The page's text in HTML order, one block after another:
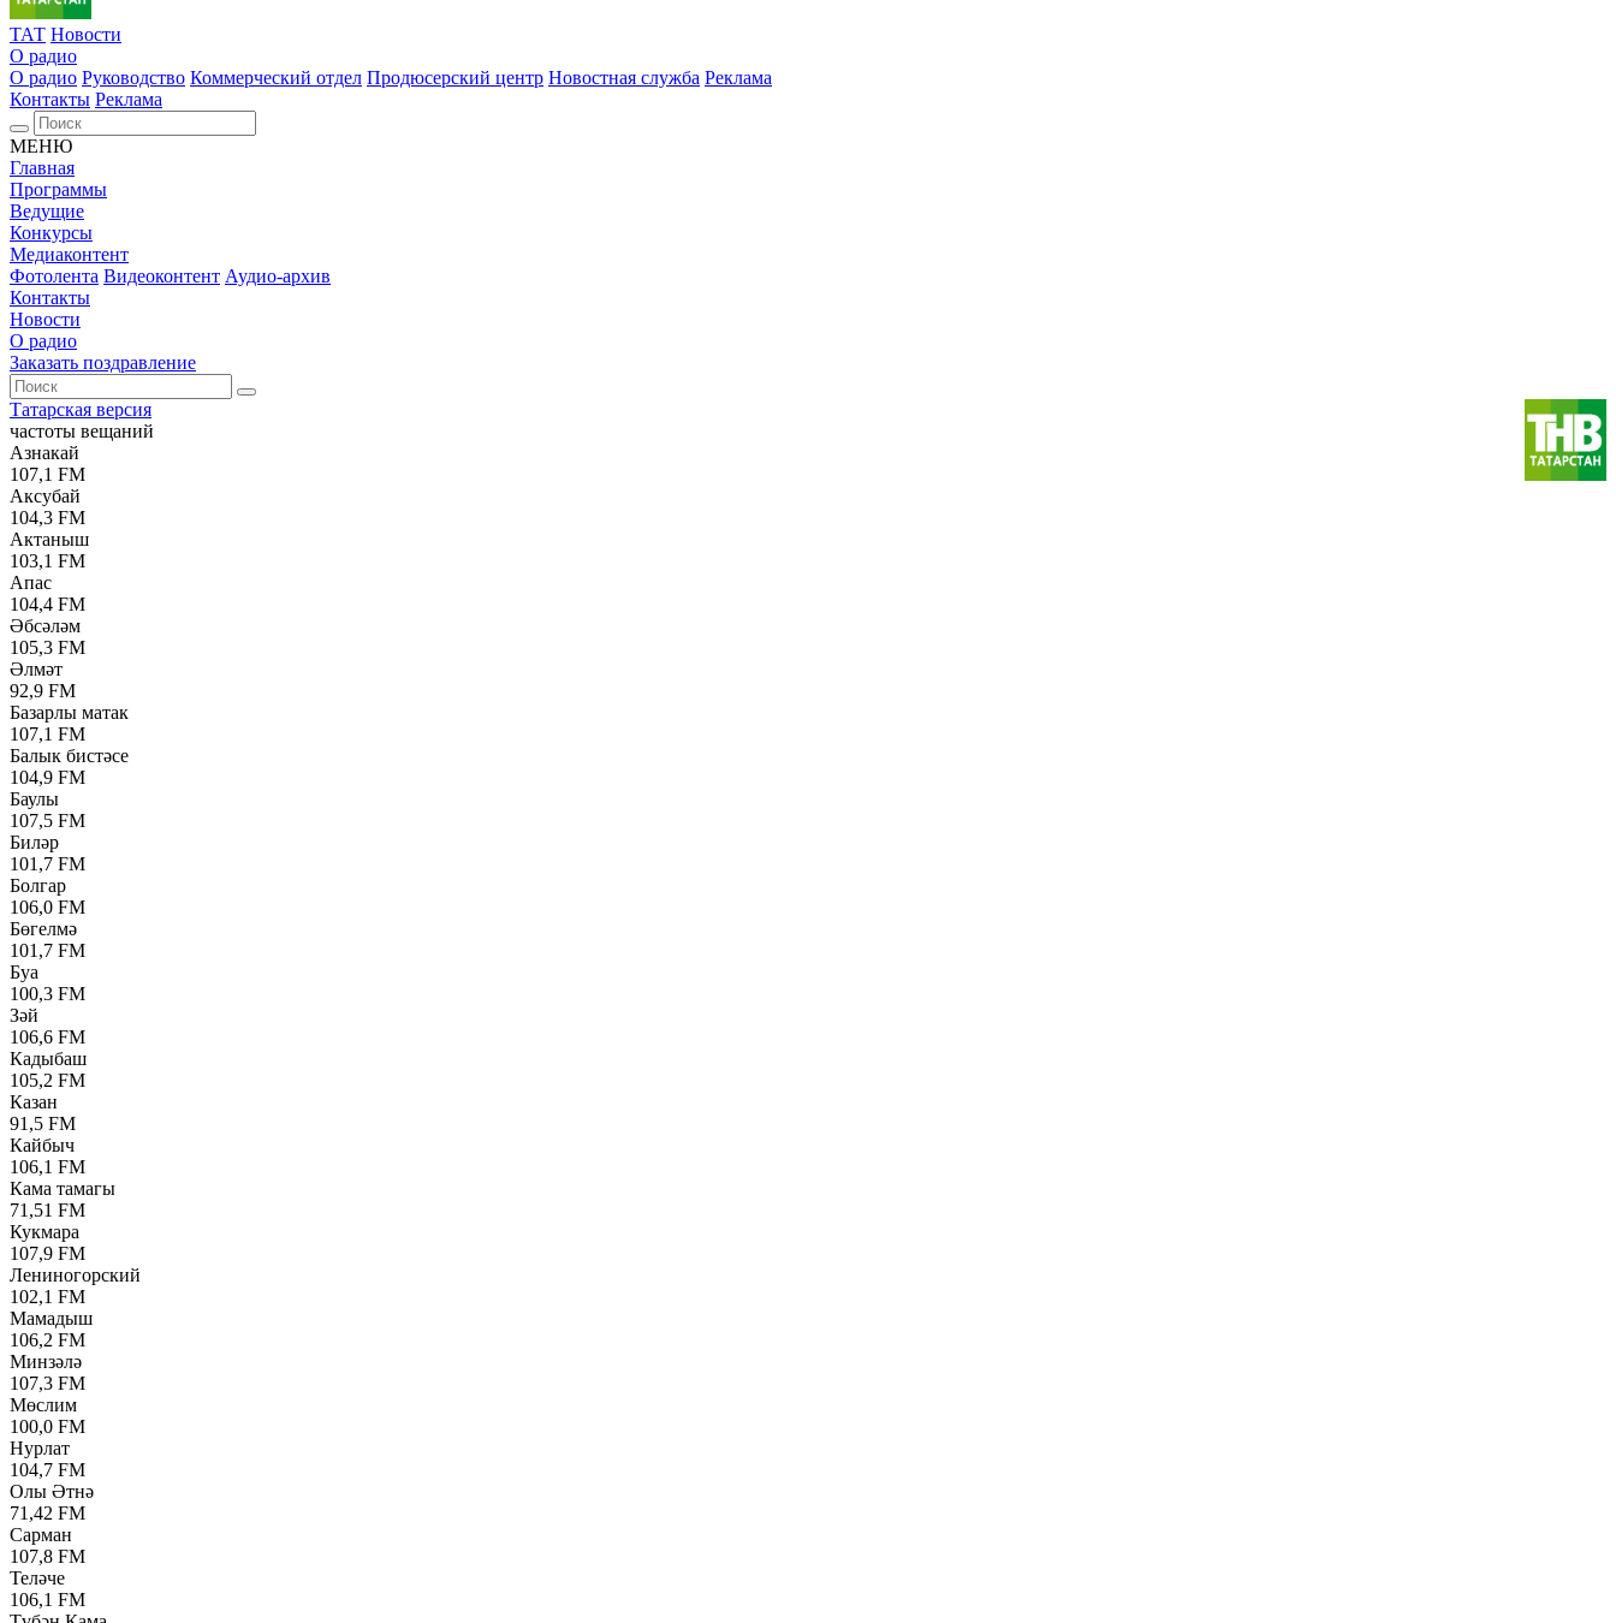
ТАТ Новости
О радио
О радио Руководство Коммерческий отдел Продюсерский центр Новостная служба Реклама
Контакты Реклама
МЕНЮ
Главная
Программы
Ведущие
Конкурсы
Медиаконтент
Фотолента Видеоконтент Аудио-архив
Контакты
Новости
О радио
Заказать поздравление
Татарская версия
частоты вещаний
Азнакай
107,1 FM
Аксубай
104,3 FM
Актаныш
103,1 FM
Апас
104,4 FM
Әбсәләм
105,3 FM
Әлмәт
92,9 FM
Базарлы матак
107,1 FM
Балык бистәсе
104,9 FM
Баулы
107,5 FM
Биләр
101,7 FM
Болгар
106,0 FM
Бөгелмә
101,7 FM
Буа
100,3 FM
Зәй
106,6 FM
Кадыбаш
105,2 FM
Казан
91,5 FM
Кайбыч
106,1 FM
Кама тамагы
71,51 FM
Кукмара
107,9 FM
Лениногорский
102,1 FM
Мамадыш
106,2 FM
Минзәлә
107,3 FM
Мөслим
100,0 FM
Нурлат
104,7 FM
Олы Әтнә
71,42 FM
Сарман
107,8 FM
Теләче
106,1 FM